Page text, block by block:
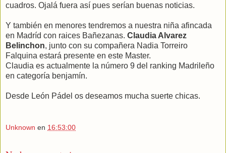
cuadros. Ojalá fuera así pues serían buenas noticias.
Y también en menores tendremos a nuestra niña afincada
en Madríd con raices Bañezanas. Claudia Alvarez
Belinchon, junto con su compañera Nadia Torreiro
Falquina estará presente en este Master.
Claudia es actualmente la número 9 del ranking Madrileño
en categoría benjamín.
Desde León Pádel os deseamos mucha suerte chicas.
Unknown en 16:53:00